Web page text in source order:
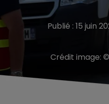
Publié : 15 juin
Crédit image: